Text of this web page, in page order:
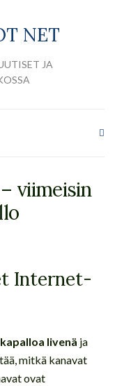
JA
viimeisin
Internet-
livenä ja
mitkä kanavat
ovat